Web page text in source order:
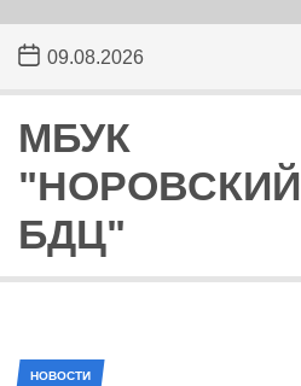
the
content
09.08.2026
МБУК
"НОРОВСКИЙ
БДЦ"
НОВОСТИ